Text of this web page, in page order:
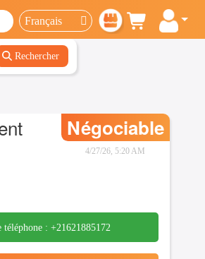
Rechercher
Négociable
4/27/26, 5:20 AM
téléphone :+21621885172